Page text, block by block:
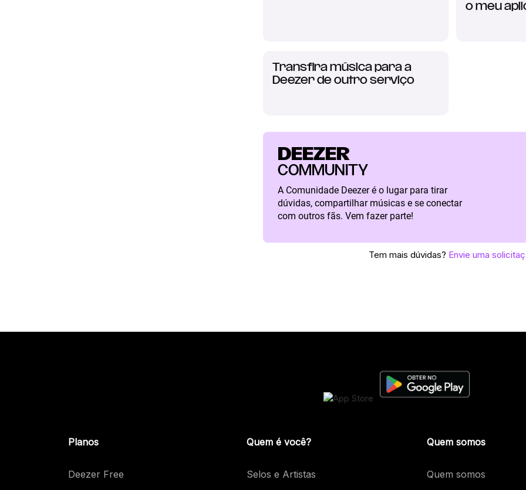
o meu
Transfira música para a
Deezer de outro serviço
DEEZER
COMMUNITY
A Comunidade Deezer é o lugar para tirar
dúvidas, compartilhar músicas e se conectar
com outros fãs. Vem fazer parte!
Tem mais dúvidas? Envie uma
Planos
Deezer Free
Quem é você?
Selos e Artistas
Quem somos
Quem somos